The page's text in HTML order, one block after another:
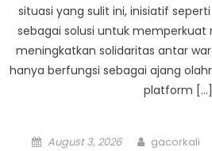
situasi yang sulit ini, inisiatif
sebagai solusi untuk memperkuat
meningkatkan solidaritas antar
hanya berfungsi sebagai ajang
platform […]
Posted
August 3, 2026 Author
gacorkali